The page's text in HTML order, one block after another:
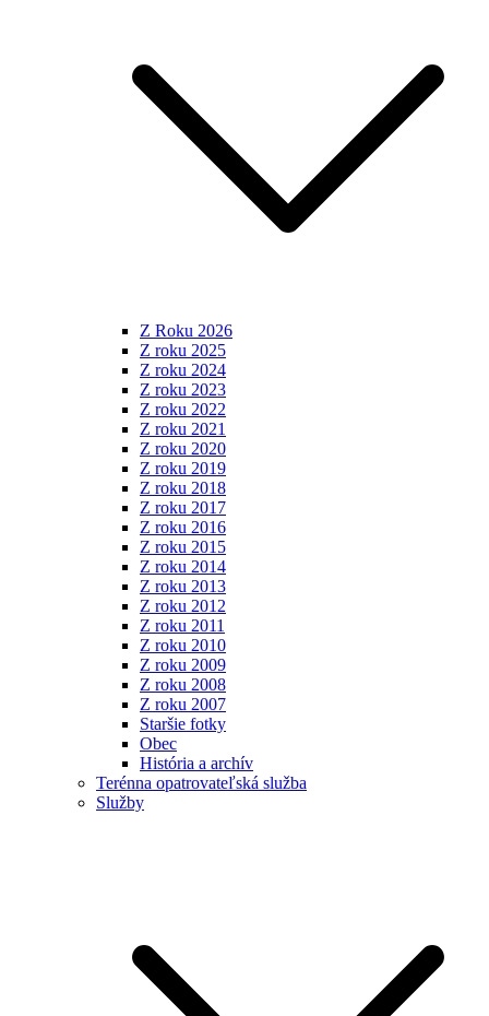
Z Roku 2026
Z roku 2025
Z roku 2024
Z roku 2023
Z roku 2022
Z roku 2021
Z roku 2020
Z roku 2019
Z roku 2018
Z roku 2017
Z roku 2016
Z roku 2015
Z roku 2014
Z roku 2013
Z roku 2012
Z roku 2011
Z roku 2010
Z roku 2009
Z roku 2008
Z roku 2007
Staršie fotky
Obec
História a archív
Terénna opatrovateľská služba
Služby